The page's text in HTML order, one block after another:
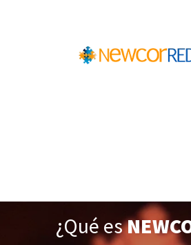
¿Qué es